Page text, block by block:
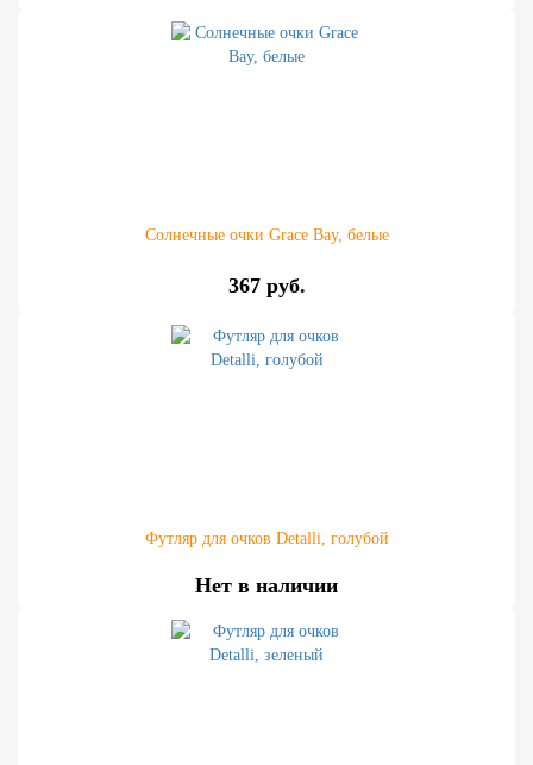
Солнечные очки Grace Bay, белые
367 руб.
Футляр для очков Detalli, голубой
Нет в наличии